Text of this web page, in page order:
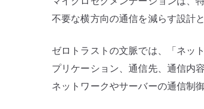
何
–
ゼ
ロ
不要な横方向の通信を減らす設計
ゼロトラストの文脈では、「ネッ
プリケーション、通信先、通信内
ネットワークやサーバーの通信制